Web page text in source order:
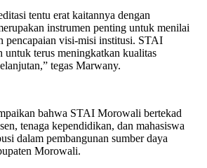
tentu erat kaitannya dengan
instrumen penting untuk menilai
pencapaian visi-misi institusi. STAI
terus meningkatkan kualitas
tegas Marwany.
bahwa STAI Morowali bertekad
tenaga kependidikan, dan mahasiswa
dalam pembangunan sumber daya
Morowali.